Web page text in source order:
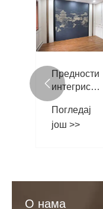
Предности
зидних
панела од
угљеничних
Погледај
још >>

О нама